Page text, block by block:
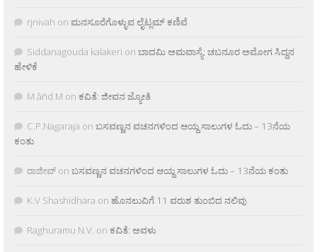
rjnivah on ಮನಸೂರೆಗೊಳ್ಳುವ ಲೈಟ್ಲಮ್ ಕಣಿವೆ
Siddanagouda kalakeri on ಬಾದಮಿ ಅಮವಾಸ್ಯೆ: ಚಬನೂರ ಅಮೋಗ ಸಿದ್ದನ
ಹೇಳಿಕೆ
M âñd M on ಕವಿತೆ: ಜೀವನ ಜ್ಯೋತಿ
C.P.Nagaraja on ಬಸವಣ್ಣನ ವಚನಗಳಿಂದ ಆಯ್ದ ಸಾಲುಗಳ ಓದು – 13ನೆಯ
ಕಂತು
ರಾಜೀವ್ on ಬಸವಣ್ಣನ ವಚನಗಳಿಂದ ಆಯ್ದ ಸಾಲುಗಳ ಓದು – 13ನೆಯ ಕಂತು
K.V Shashidhara on ಹೊನಲುವಿಗೆ 11 ವರುಶ ತುಂಬಿದ ನಲಿವು
Raghuramu N.V. on ಕವಿತೆ: ಅವಳು